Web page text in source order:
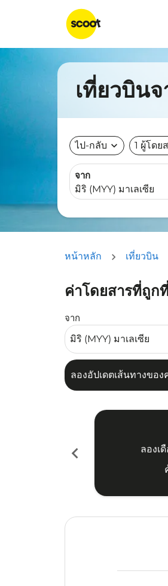
เที่ยวบิน
ไป-กลับ expand_more 1 ผู้โดย
จาก
หน้าหลัก เที่ยวบิน
ค่าโดยสารที่ถูก
จาก
ลองอัปเดตเส้นทางขอ
ลองอัปเดตเส้นทางของ
chevron_left
ลองเ